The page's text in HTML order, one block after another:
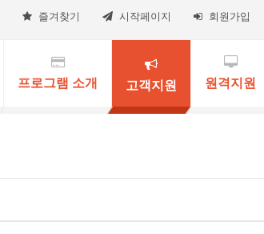
즐겨찾기 시작페이지 회원가입
프로그램 소개 고객지원 원격지원